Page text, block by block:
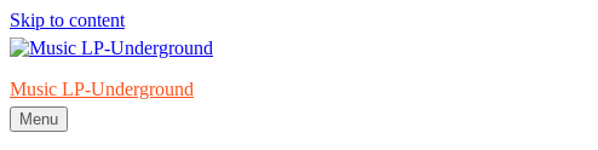
Skip to content
Music LP-Underground
samo muzika i …..
Menu